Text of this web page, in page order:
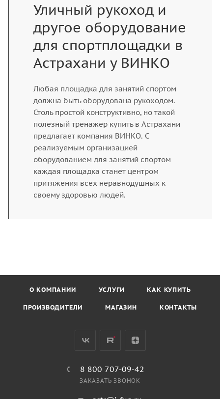
Уличный рукоход и
другое оборудование
для спортплощадки в
Астрахани у ВИНКО
Любая площадка для занятий спортом
должна быть оборудована рукоходом.
Столь простой конструктивно, но такой
полезный тренажер купить в Астрахани
предлагает компания ВИНКО. С
реализуемым организацией
оборудованием для занятий спортом
каждая площадка станет центром
притяжения всех неравнодушных к
своему здоровью людей.
О КОМПАНИИ УСЛУГИ КАК КУПИТЬ
ПРОИЗВОДИТЕЛИ МАГАЗИН КОНТАКТЫ
8 800 707-09-42
ЗАКАЗАТЬ ЗВОНОК